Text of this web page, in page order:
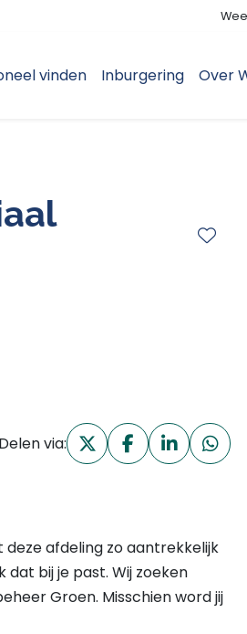
vinden Inburgering Over
Delen via:
deze afdeling zo aantrekkelijk
bij je past. Wij zoeken
Groen. Misschien word jij